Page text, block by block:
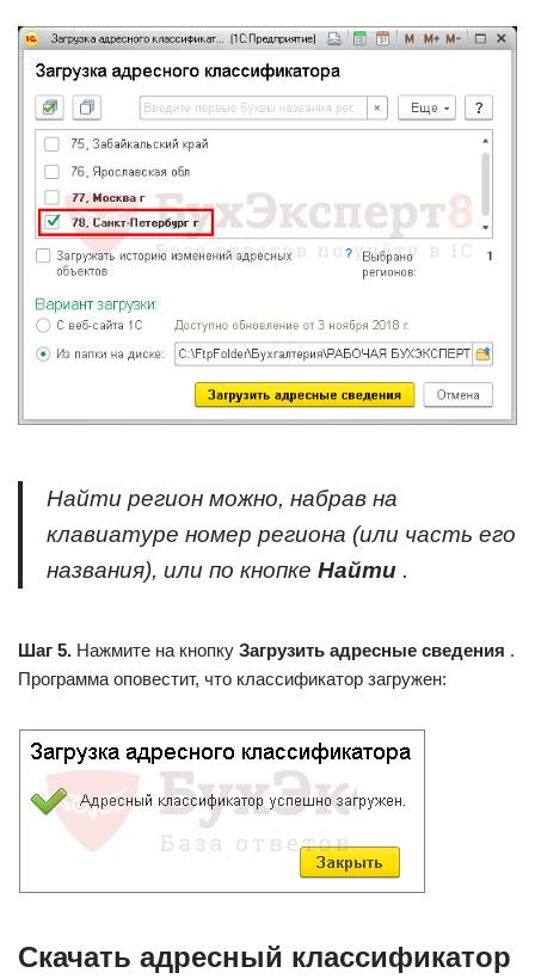
Найти регион можно, набрав на
клавиатуре номер региона (или часть его
названия), или по кнопке Найти .
Шаг 5. Нажмите на кнопку Загрузить адресные сведения .
Программа оповестит, что классификатор загружен:
Скачать адресный классификатор